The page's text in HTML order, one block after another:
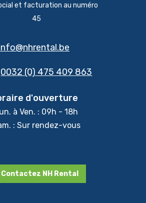
et facturation au numéro
45
0032 (0) 475 409 863
d'ouverture
à Ven. : 09h - 18h
: Sur rendez-vous
Contactez NH Rental